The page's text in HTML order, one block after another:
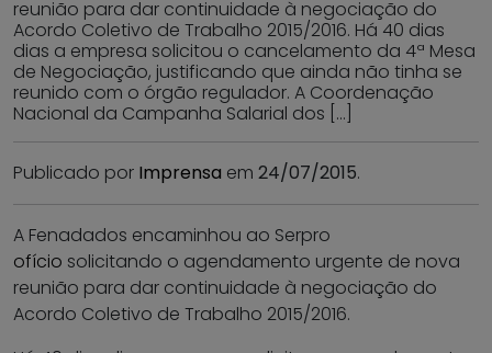
reunião para dar continuidade à negociação do
Acordo Coletivo de Trabalho 2015/2016. Há 40 dias
dias a empresa solicitou o cancelamento da 4ª Mesa
de Negociação, justificando que ainda não tinha se
reunido com o órgão regulador. A Coordenação
Nacional da Campanha Salarial dos […]
Publicado por Imprensa em 24/07/2015.
A Fenadados encaminhou ao Serpro
ofício solicitando o agendamento urgente de nova
reunião para dar continuidade à negociação do
Acordo Coletivo de Trabalho 2015/2016.